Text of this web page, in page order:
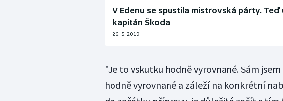
V Edenu se spustila mistrovská párty. Teď
kapitán Škoda
26. 5. 2019
"Je to vskutku hodně vyrovnané. Sám
hodně vyrovnané a záleží na konkrétní